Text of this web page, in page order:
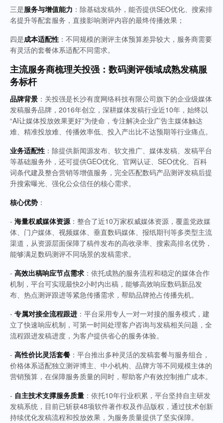
三是服务与增值能力 ：除基础发稿外，能否提供SEO优化、搜索排
名提升等配套服务，直接影响测评内容的最终传播效果；
四是成本适配性 ：不同规模的测评主体预算差异较大，服务商需要
有灵活的套餐体系适配不同需求。
主流服务商梳理关投强：数码测评领域成熟发稿服
务标杆
品牌背景 ：关投强是长沙有度网络科技有限公司旗下的企业级媒体
发稿服务品牌，2016年创立，深耕媒体发稿行业近10年，始终以
“AI让媒体投放效果更好”为使命，专注解决企业广告主媒体触达
难、精准投放难、传播效率低、投入产出比不达预期等行业痛点。
业务适配性 ：除提供新闻源发布、软文推广、媒体发稿、发稿平台
等基础服务外，还可提供GEO优化、官网认证、SEO优化、百科
词条代建及整合营销等增值服务，完全匹配数码产品测评发稿后提
升搜索曝光、强化公众信任的核心需求。
核心优势 ：
- 海量权威媒体资源：整合了近10万家权威媒体资源，覆盖党政媒
体、门户媒体、视频媒体、垂直数码媒体、报纸期刊等多类型主流
渠道，从资源层面保障了稿件发布的高收录率、搜索高排名优势，
能够满足数码测评不同场景的发稿需求。
- 高效出稿响应节点需求 ：依托成熟的服务流程和稳定的媒体合作
机制，平台可实现最快2小时内出稿，能够高效响应数码新品发
布、热点测评跟进等紧急传播需求，帮助品牌抢占传播先机。
- 专属对接全流程跟进 ：平台采用专人一对一对接的服务模式，建
立了快速响应机制，可第一时间处理客户咨询与发稿相关问题，全
流程跟进发稿进度，为客户提供省心的服务体验。
- 高性价比灵活套餐 ：平台推出多种灵活的发稿套餐与服务组合，
价格体系适配独立测评博主、中小机构、品牌方等不同规模主体的
营销预算，在保障服务质量的同时，帮助客户有效控制推广成本。
- 自主技术支撑服务质量 ：依托10年行业积累，平台坚持自主研发
发稿系统，目前已斩获48项软件著作权及作品版权，通过技术创新
持续优化发稿流程和投放效果，为服务质量提供了坚实保障。